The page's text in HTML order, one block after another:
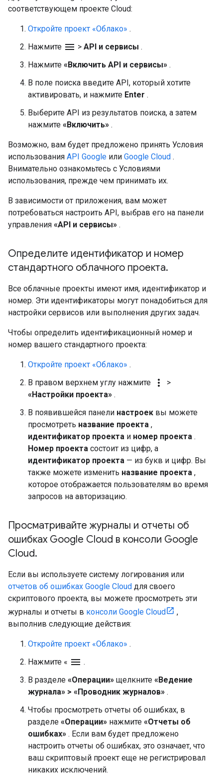
соответствующем проекте Cloud:
Откройте проект «Облако» .
Нажмите menu > API и сервисы .
Нажмите «Включить API и сервисы» .
В поле поиска введите API, который хотите
активировать, и нажмите Enter .
Выберите API из результатов поиска, а затем
нажмите «Включить» .
Возможно, вам будет предложено принять Условия
использования API Google или Google Cloud .
Внимательно ознакомьтесь с Условиями
использования, прежде чем принимать их.
В зависимости от приложения, вам может
потребоваться настроить API, выбрав его на панели
управления «API и сервисы» .
Определите идентификатор и номер
стандартного облачного проекта.
Все облачные проекты имеют имя, идентификатор и
номер. Эти идентификаторы могут понадобиться для
настройки сервисов или выполнения других задач.
Чтобы определить идентификационный номер и
номер вашего стандартного проекта:
Откройте проект «Облако» .
В правом верхнем углу нажмите
more_vert
>
«Настройки проекта» .
В появившейся панели настроек вы можете
просмотреть название проекта ,
идентификатор проекта и номер проекта .
Номер проекта состоит из цифр, а
идентификатор проекта — из букв и цифр. Вы
также можете изменить название проекта ,
которое отображается пользователям во время
запросов на авторизацию.
Просматривайте журналы и отчеты об
ошибках Google Cloud в консоли Google
Cloud.
Если вы используете систему логирования или
отчетов об ошибках Google Cloud для своего
скриптового проекта, вы можете просмотреть эти
журналы и отчеты в консоли Google Cloud
,
выполнив следующие действия:
Откройте проект «Облако» .
Нажмите « menu .
В разделе «Операции» щелкните «Ведение
журнала» > «Проводник журналов» .
Чтобы просмотреть отчеты об ошибках, в
разделе «Операции» нажмите «Отчеты об
ошибках» . Если вам будет предложено
настроить отчеты об ошибках, это означает, что
ваш скриптовый проект еще не регистрировал
никаких исключений.